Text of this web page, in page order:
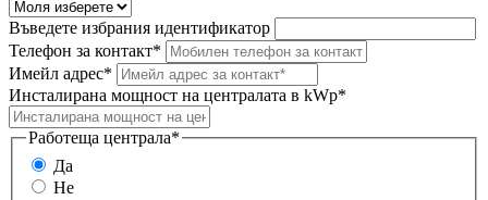
Въведете избрания идентификатор
Телефон за контакт*
Имейл адрес*
Инсталирана мощност на централата в kWp*
Работеща централа*
Да
Не